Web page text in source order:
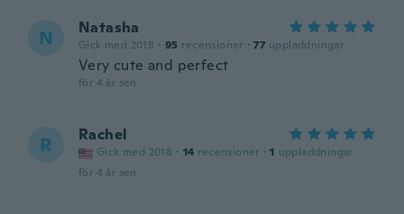
N Natasha
Gick med 2018 · 95 recensioner · 77 uppladdningar
Very cute and perfect
för 4 år sen
R Rachel
Gick med 2018 · 14 recensioner · 1 uppladdningar
för 4 år sen